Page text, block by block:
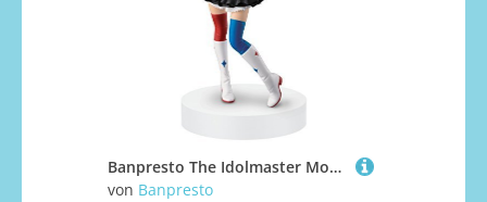
Banpresto The Idolmaster Movie 7.1-Inch Yukiho Hagiwara Star Piece Memories Figure by Banpresto
von Banpresto